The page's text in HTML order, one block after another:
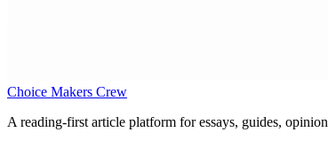
Choice Makers Crew
A reading-first article platform for essays, guides,